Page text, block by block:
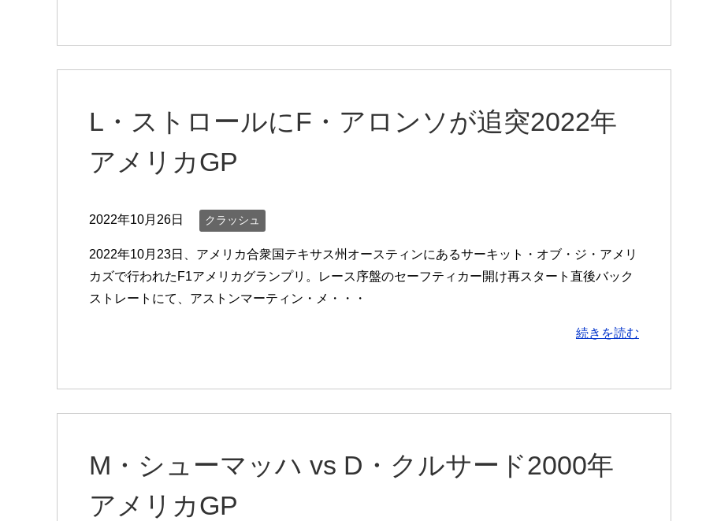
L・ストロールにF・アロンソが追突2022年
アメリカGP
2022年10月26日 クラッシュ
2022年10月23日、アメリカ合衆国テキサス州オースティンにあるサーキット・オブ・ジ・アメリ
カズで行われたF1アメリカグランプリ。レース序盤のセーフティカー開け再スタート直後バック
ストレートにて、アストンマーティン・メ・・・
続きを読む
M・シューマッハ vs D・クルサード2000年
アメリカGP